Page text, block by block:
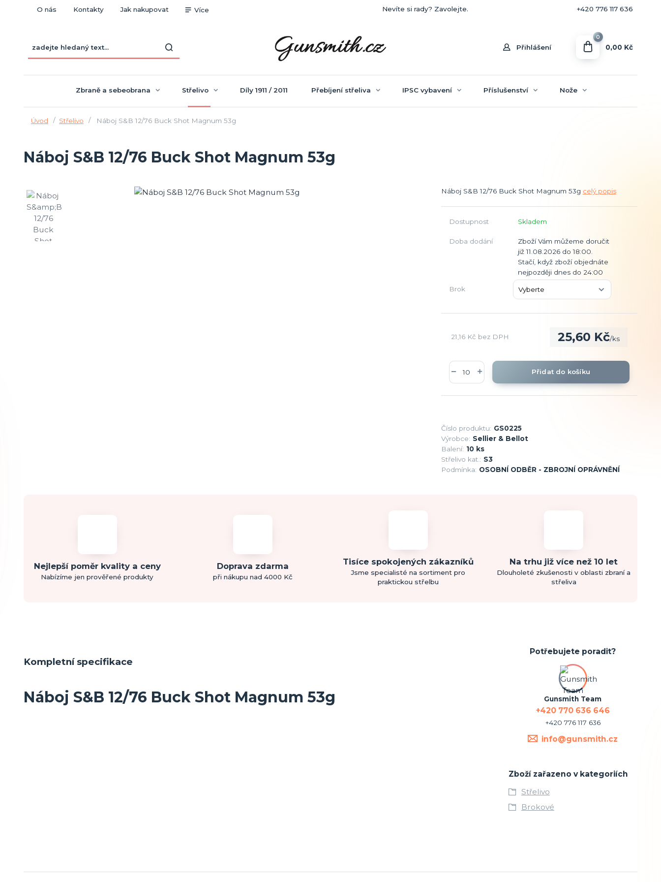
O nás Kontakty Jak nakupovat Více
Přihlášení
Nevíte si rady? Zavolejte. +420 776 117 636
0
0,00 Kč
Zbraně a sebeobrana Střelivo Díly 1911 / 2011 Přebíjení střeliva IPSC vybavení Příslušenství Nože
Úvod Střelivo Náboj S&B 12/76 Buck Shot Magnum 53g
Náboj S&B 12/76 Buck Shot Magnum 53g
Náboj S&B 12/76 Buck Shot Magnum 53g celý popis
Dostupnost Skladem
Doba dodání
Zboží Vám můžeme doručit
již 11.08.2026 do 18:00.
Stačí, když zboží objednáte
nejpozději dnes do 24:00
Brok
25,60 Kč/ks
21,16 Kč bez DPH
Přidat do košíku
Číslo produktu: GS0225
Výrobce: Sellier & Bellot
Balení: 10 ks
Střelivo kat.: S3
Podmínka: OSOBNÍ ODBĚR - ZBROJNÍ OPRÁVNĚNÍ
Nejlepší poměr kvality a ceny
Nabízíme jen prověřené produkty
Doprava zdarma
při nákupu nad 4000 Kč
Tisíce spokojených zákazníků
Jsme specialisté na sortiment pro
praktickou střelbu
Na trhu již více než 10 let
Dlouholeté zkušenosti v oblasti zbraní a
střeliva
Kompletní specifikace
Náboj S&B 12/76 Buck Shot Magnum 53g
Potřebujete poradit?
Gunsmith Team
+420 770 636 646
+420 776 117 636
info@gunsmith.cz
Zboží zařazeno v kategoriích
Střelivo
Brokové